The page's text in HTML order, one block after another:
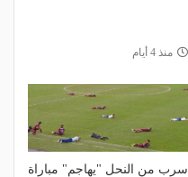
منذ 4 أيام
سرب من النحل "يهاجم" مباراة